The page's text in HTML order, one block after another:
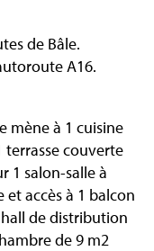
de Bâle.
A16.
mène à 1 cuisine
terrasse couverte
1 salon-salle à
accès à 1 balcon
de distribution
de 9 m2